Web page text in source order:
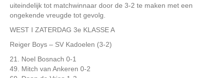
uiteindelijk tot matchwinnaar door de 3-2 te maken met een
ongekende vreugde tot gevolg.
WEST I ZATERDAG 3e KLASSE A
Reiger Boys – SV Kadoelen (3-2)
21. Noel Bosnach 0-1
49. Mitch van Ankeren 0-2